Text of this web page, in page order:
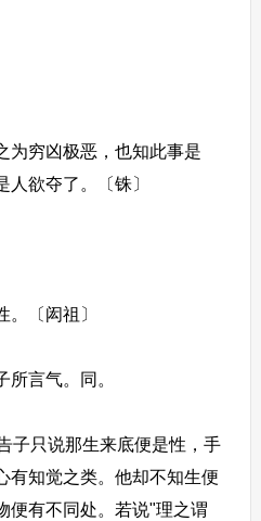
穷凶极恶，也知此事是
欲夺了。〔铢〕
〔闳祖〕
言气。同。
只说那生来底便是性，手
有知觉之类。他却不知生便
便有不同处。若说"理之谓